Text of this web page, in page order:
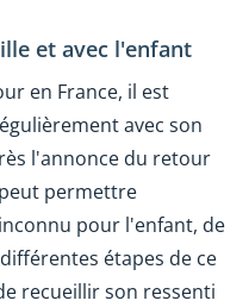
et avec l'enfant
en France, il est
avec son
l'annonce du retour
permettre
pour l'enfant, de
étapes de ce
recueillir son ressenti